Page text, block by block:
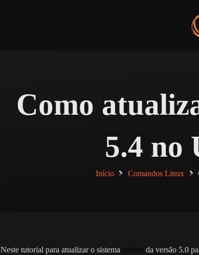
Como
5.4 no
Início Comandos Linux
Neste tutorial para atualizar o sistema da versão 5.0